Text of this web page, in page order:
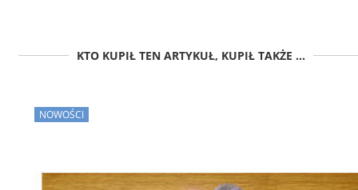
KTO KUPIŁ TEN ARTYKUŁ, KUPIŁ TAKŻE ...
NOWOŚCI